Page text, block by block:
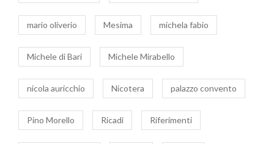
mario oliverio Mesima michela fabio
Michele di Bari Michele Mirabello
nicola auricchio Nicotera palazzo convento
Pino Morello Ricadi Riferimenti